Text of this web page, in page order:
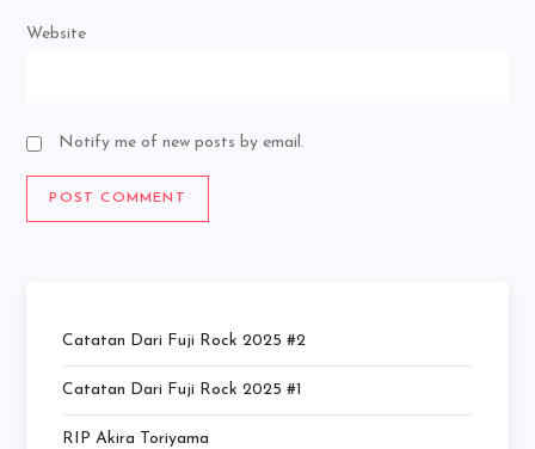
Website
Notify me of new posts by email.
Catatan Dari Fuji Rock 2025 #2
Catatan Dari Fuji Rock 2025 #1
RIP Akira Toriyama